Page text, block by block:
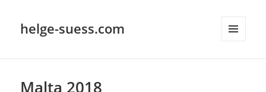
helge-suess.com
Malta 2018